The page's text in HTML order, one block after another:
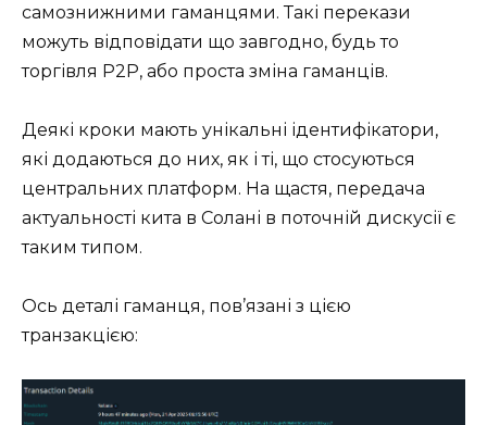
самознижними гаманцями. Такі перекази
можуть відповідати що завгодно, будь то
торгівля P2P, або проста зміна гаманців.
Деякі кроки мають унікальні ідентифікатори,
які додаються до них, як і ті, що стосуються
центральних платформ. На щастя, передача
актуальності кита в Солані в поточній дискусії є
таким типом.
Ось деталі гаманця, пов’язані з цією
транзакцією: